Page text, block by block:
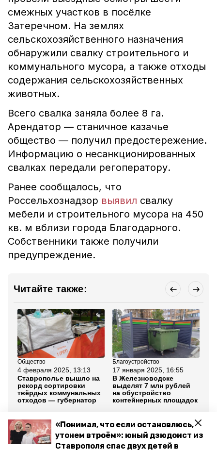
«Понимал, что если остановлюсь,
утонем втроём»: юный дзюдоист из
Ставрополя спас двух детей в
смежных участков в посёлке
Затеречном. На землях
сельскохозяйственного назначения
обнаружили свалку строительного и
коммунального мусора, а также отходы
содержания сельскохозяйственных
животных.
Всего свалка заняла более 8 га.
Арендатор — станичное казачье
общество — получил предостережение.
Информацию о несанкционированных
свалках передали регоператору.
Ранее сообщалось, что
Россельхознадзор выявил свалку
мебели и строительного мусора на 450
кв. м вблизи города Благодарного.
Собственники также получили
предупреждение.
Читайте также:
Общество
4 февраля 2025, 13:13
Ставрополье вышло на
рекорд сортировки
твёрдых коммунальных
отходов — губернатор
Благоустройство
17 января 2025, 16:55
В Железноводске
выделят 7 млн рублей
на обустройство
контейнерных площадок
Все новости